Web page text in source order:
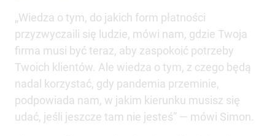
„Wiedza o tym, do jakich form płatności
przyzwyczaili się ludzie, mówi nam, gdzie Twoja
firma musi być teraz, aby zaspokoić potrzeby
Twoich klientów. Ale wiedza o tym, z czego będą
nadal korzystać, gdy pandemia przeminie,
podpowiada nam, w jakim kierunku musisz się
udać, jeśli jeszcze tam nie jesteś” — mówi Simon.